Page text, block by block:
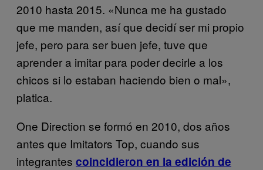
2010 hasta 2015. «Nunca me ha gustado
que me manden, así que decidí ser mi propio
jefe, pero para ser buen jefe, tuve que
aprender a imitar para poder decirle a los
chicos si lo estaban haciendo bien o mal»,
platica.
One Direction se formó en 2010, dos años
antes que Imitators Top, cuando sus
integrantes coincidieron en la edición de